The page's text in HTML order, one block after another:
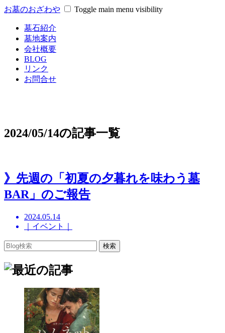
お墓のおざわや Toggle main menu visibility
墓石紹介
墓地案内
会社概要
BLOG
リンク
お問合せ
2024/05/14の記事一覧
》先週の「初夏の夕暮れを味わう墓
BAR」のご報告
2024.05.14
｜イベント｜